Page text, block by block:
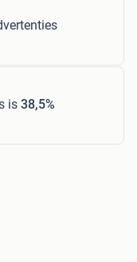
is 38,5%